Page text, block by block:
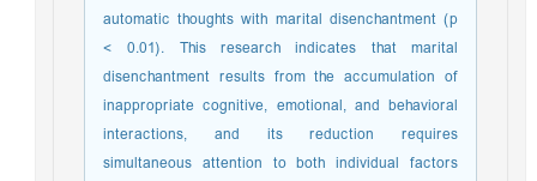
automatic thoughts with marital disenchantment (p
< 0.01). This research indicates that marital
disenchantment results from the accumulation of
inappropriate cognitive, emotional, and behavioral
interactions, and its reduction requires
simultaneous attention to both individual factors